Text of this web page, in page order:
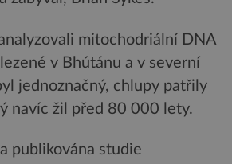
mitochodriální DNA
v Bhútánu a v severní
jednoznačný, chlupy patřily
navíc žil před 80 000 lety.
publikována studie